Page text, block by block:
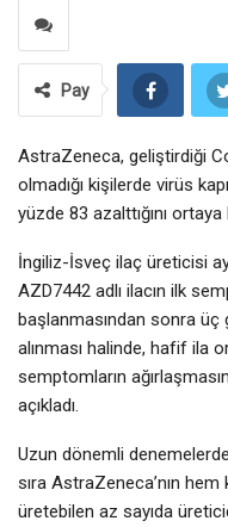
Pay
AstraZeneca, geliştirdiği
olmadığı kişilerde virüs
yüzde 83 azalttığını ortaya
İngiliz-İsveç ilaç üreticisi
AZD7442 adlı ilacın ilk
başlanmasından sonra
alınması halinde, hafif ila
semptomların
açıkladı.
Uzun dönemli
sıra AstraZeneca’nın hem
üretebilen az sayıda